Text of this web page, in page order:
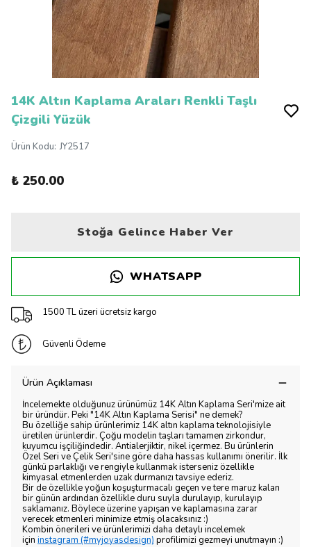
14K Altın Kaplama Araları Renkli Taşlı
Çizgili Yüzük
Ürün Kodu: JY2517
₺ 250.00
Stoğa Gelince Haber Ver
WHATSAPP
1500 TL üzeri ücretsiz kargo
Güvenli Ödeme
Ürün Açıklaması
İncelemekte olduğunuz ürünümüz 14K Altın Kaplama Seri'mize ait
bir üründür. Peki "14K Altın Kaplama Serisi" ne demek?
Bu özelliğe sahip ürünlerimiz 14K altın kaplama teknolojisiyle
üretilen ürünlerdir. Çoğu modelin taşları tamamen zirkondur,
kuyumcu işçiliğindedir. Antialerjiktir, nikel içermez. Bu ürünlerin
Özel Seri ve Çelik Seri'sine göre daha hassas kullanımı önerilir. İlk
günkü parlaklığı ve rengiyle kullanmak isterseniz özellikle
kimyasal etmenlerden uzak durmanızı tavsiye ederiz.
Bir de özellikle yoğun koşuşturmacalı geçen ve tere maruz kalan
bir günün ardından özellikle duru suyla durulayıp, kurulayıp
saklamanız. Böylece üzerine yapışan ve kaplamasına zarar
verecek etmenleri minimize etmiş olacaksınız :)
Kombin önerileri ve ürünlerimizi daha detaylı incelemek
için instagram (#myjoyasdesign) profilimizi gezmeyi unutmayın :)